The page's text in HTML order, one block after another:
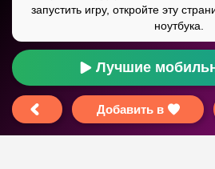
Лучшие
Добавить в